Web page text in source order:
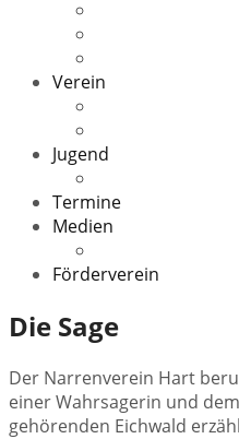
Verein
Jugend
Termine
Medien
Förderverein
Die Sage
Der Narrenverein Hart
einer Wahrsagerin und
gehörenden Eichwald